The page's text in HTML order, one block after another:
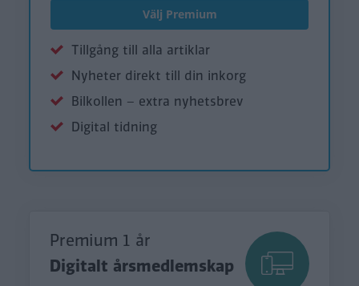
Välj Premium
Tillgång till alla artiklar
Nyheter direkt till din inkorg
Bilkollen – extra nyhetsbrev
Digital tidning
Premium 1 år
Digitalt årsmedlemskap